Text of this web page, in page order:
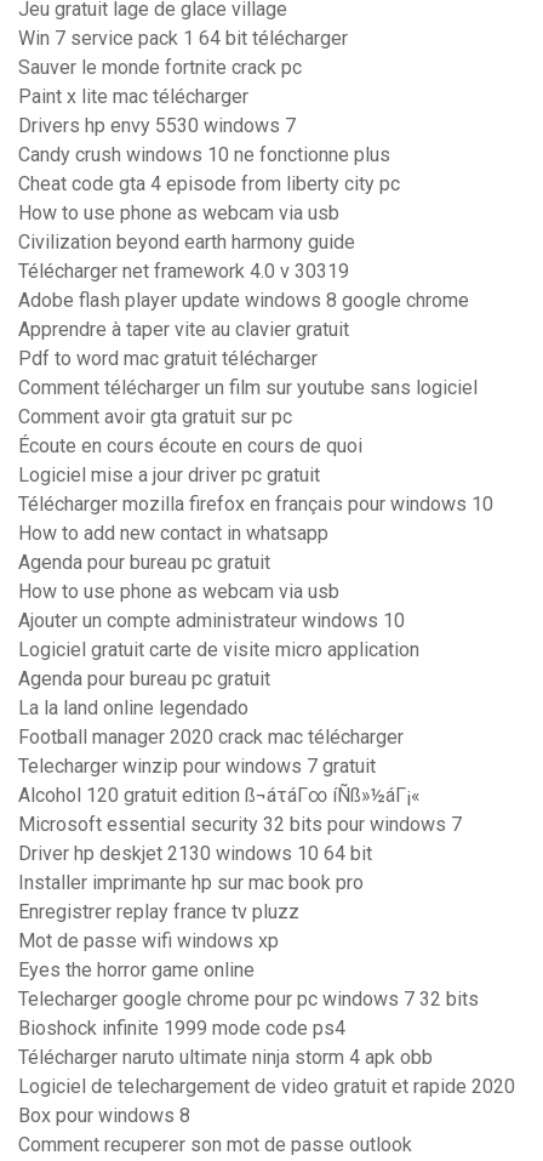
Jeu gratuit lage de glace village
Win 7 service pack 1 64 bit télécharger
Sauver le monde fortnite crack pc
Paint x lite mac télécharger
Drivers hp envy 5530 windows 7
Candy crush windows 10 ne fonctionne plus
Cheat code gta 4 episode from liberty city pc
How to use phone as webcam via usb
Civilization beyond earth harmony guide
Télécharger net framework 4.0 v 30319
Adobe flash player update windows 8 google chrome
Apprendre à taper vite au clavier gratuit
Pdf to word mac gratuit télécharger
Comment télécharger un film sur youtube sans logiciel
Comment avoir gta gratuit sur pc
Écoute en cours écoute en cours de quoi
Logiciel mise a jour driver pc gratuit
Télécharger mozilla firefox en français pour windows 10
How to add new contact in whatsapp
Agenda pour bureau pc gratuit
How to use phone as webcam via usb
Ajouter un compte administrateur windows 10
Logiciel gratuit carte de visite micro application
Agenda pour bureau pc gratuit
La la land online legendado
Football manager 2020 crack mac télécharger
Telecharger winzip pour windows 7 gratuit
Alcohol 120 gratuit edition ß¬áτáΓ∞ íÑß»½áΓ¡«
Microsoft essential security 32 bits pour windows 7
Driver hp deskjet 2130 windows 10 64 bit
Installer imprimante hp sur mac book pro
Enregistrer replay france tv pluzz
Mot de passe wifi windows xp
Eyes the horror game online
Telecharger google chrome pour pc windows 7 32 bits
Bioshock infinite 1999 mode code ps4
Télécharger naruto ultimate ninja storm 4 apk obb
Logiciel de telechargement de video gratuit et rapide 2020
Box pour windows 8
Comment recuperer son mot de passe outlook